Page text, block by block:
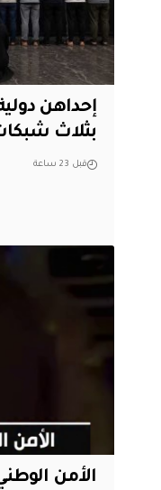
إحداهن
بثلاث
قبل 23 ساعة
الأمن